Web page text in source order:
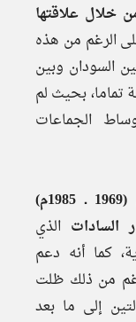
خلال علاقتها
الرغم من هذه
السودان وبين
تماما، بحيث لم
الجماعات
أيد الرئيس السوداني جعفر النميري (1969 ـ 1985م)
السادات الذي
كما أنه دعم
من ذلك ظلت
إلى ما بعد